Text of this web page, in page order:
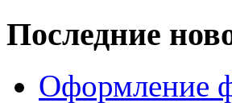
Последние
Оформление